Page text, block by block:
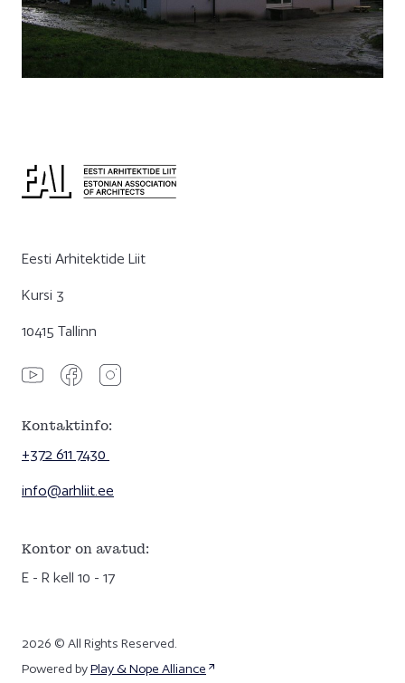
Eesti Arhitektide Liit
Kursi 3
10415 Tallinn
Kontaktinfo:
+372 611 7430
info@arhliit.ee
Kontor on avatud:
E - R kell 10 - 17
2026 © All Rights Reserved.
Powered byPlay & Nope Alliance